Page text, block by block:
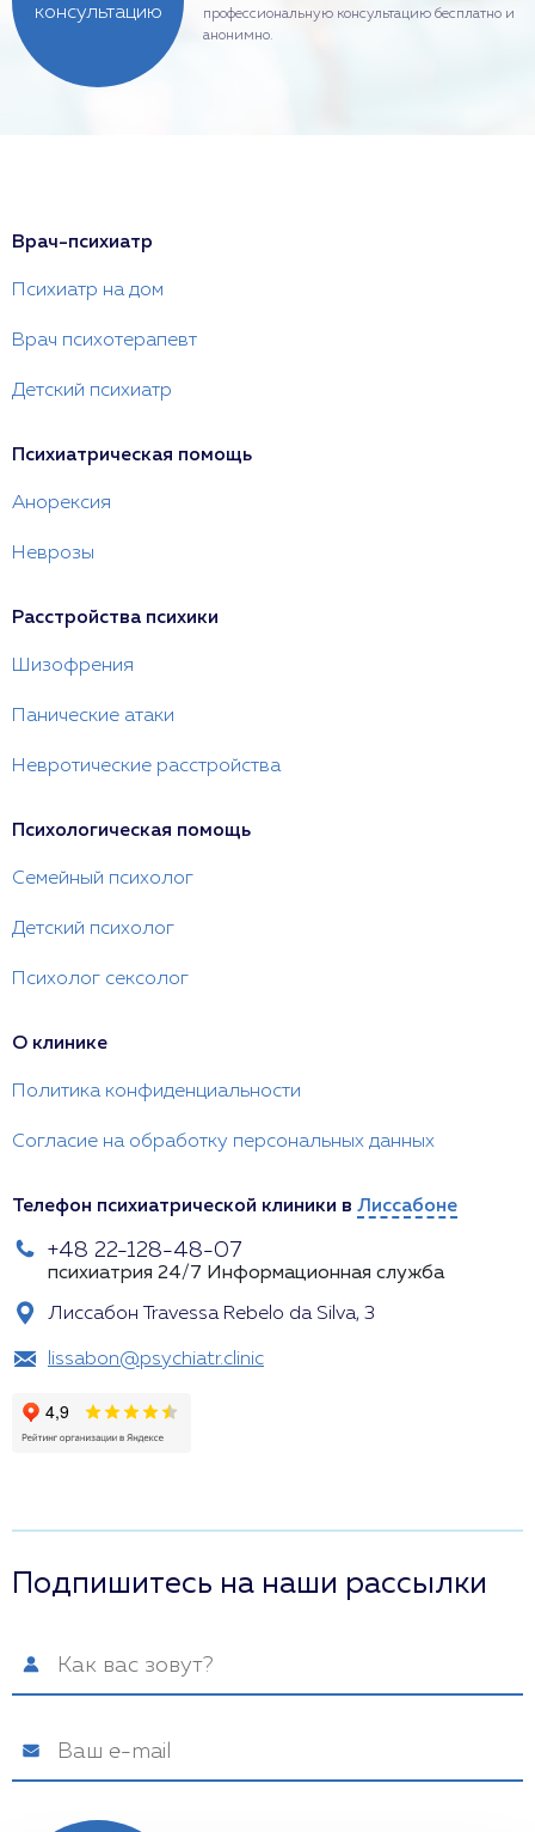
консультацию
профессиональную консультацию бесплатно и
анонимно.
Врач-психиатр
Психиатр на дом
Врач психотерапевт
Детский психиатр
Психиатрическая помощь
Анорексия
Неврозы
Расстройства психики
Шизофрения
Панические атаки
Невротические расстройства
Психологическая помощь
Семейный психолог
Детский психолог
Психолог сексолог
О клинике
Политика конфиденциальности
Согласие на обработку персональных данных
Телефон психиатрической клиники в Лиссабоне
+48 22-128-48-07
психиатрия 24/7 Информационная служба
Лиссабон Travessa Rebelo da Silva, 3
lissabon@psychiatr.clinic
Подпишитесь на наши рассылки